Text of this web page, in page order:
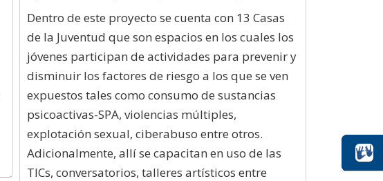
Dentro de este proyecto se cuenta con 13 Casas
de la Juventud que son espacios en los cuales los
jóvenes participan de actividades para prevenir y
disminuir los factores de riesgo a los que se ven
expuestos tales como consumo de sustancias
psicoactivas-SPA, violencias múltiples,
explotación sexual, ciberabuso entre otros.
Adicionalmente, allí se capacitan en uso de las
TICs, conversatorios, talleres artísticos entre